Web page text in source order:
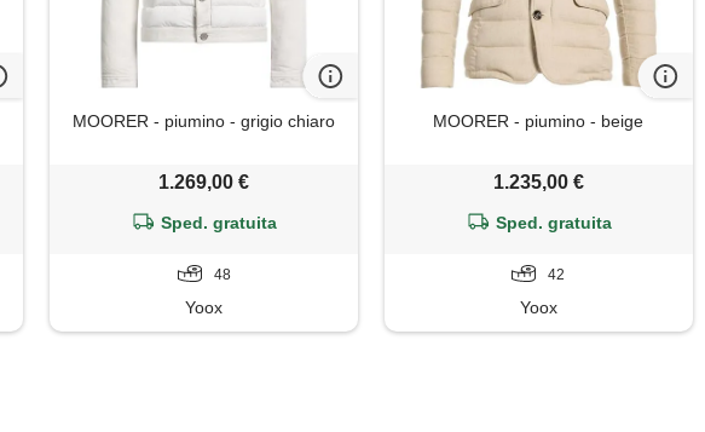
MOORER - piumino - grigio chiaro
1.269,00 €
Sped. gratuita
48
Yoox
MOORER - piumino - beige
1.235,00 €
Sped. gratuita
42
Yoox